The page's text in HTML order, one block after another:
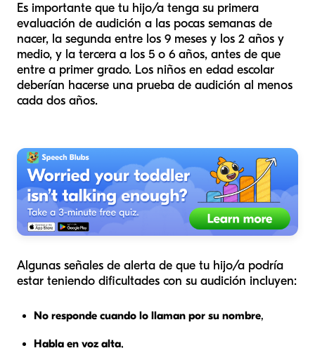
Es importante que tu hijo/a tenga su primera
evaluación de audición a las pocas semanas de
nacer, la segunda entre los 9 meses y los 2 años y
medio, y la tercera a los 5 o 6 años, antes de que
entre a primer grado. Los niños en edad escolar
deberían hacerse una prueba de audición al menos
cada dos años.
Algunas señales de alerta de que tu hijo/a podría
estar teniendo dificultades con su audición incluyen:
No responde cuando lo llaman por su nombre,
Habla en voz alta,